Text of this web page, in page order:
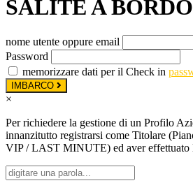
SALITE A BORDO
nome utente oppure email
Password
memorizzare dati per il Check in
IMBARCO
×
Per richiedere la gestione di un Profilo
innanzitutto registrarsi come Titolare
VIP / LAST MINUTE) ed aver effettuato